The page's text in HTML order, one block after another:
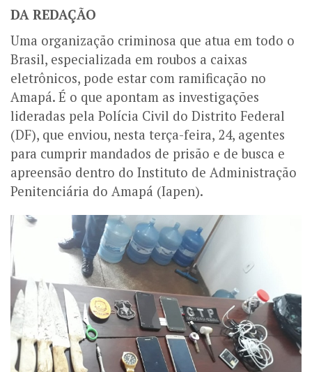
DA REDAÇÃO
Uma organização criminosa que atua em todo o
Brasil, especializada em roubos a caixas
eletrônicos, pode estar com ramificação no
Amapá. É o que apontam as investigações
lideradas pela Polícia Civil do Distrito Federal
(DF), que enviou, nesta terça-feira, 24, agentes
para cumprir mandados de prisão e de busca e
apreensão dentro do Instituto de Administração
Penitenciária do Amapá (Iapen).